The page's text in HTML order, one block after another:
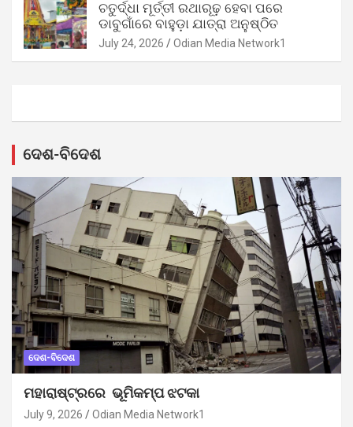
ଚତୁର୍ଦ୍ଧା ମୂର୍ତ୍ତୀ ରଥାରୂଢ଼ ହେବା ପରେ
ଡାବୁଗାଁରେ ବାହୁଡ଼ା ଯାତ୍ରା ଅନୁଷ୍ଠିତ
July 24, 2026 Odian Media Network1
ଦେଶ-ବିଦେଶ
ଦେଶ-ବିଦେଶ
ମହାରାଷ୍ଟ୍ରରେ ଭୂମିକମ୍ପ ଝଟକା
July 9, 2026 Odian Media Network1